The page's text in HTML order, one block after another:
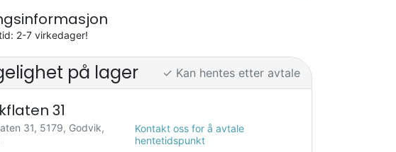
2-7 virkedager!
på lager ✓ Kan hentes etter avtale
31
31, 5179, Godvik,
Kontakt oss for å avtale
hentetidspunkt